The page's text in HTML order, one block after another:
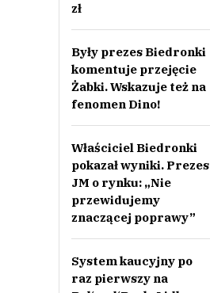
zł
Były prezes Biedronki
komentuje przejęcie
Żabki. Wskazuje też na
fenomen Dino!
Właściciel Biedronki
pokazał wyniki. Prezes
JM o rynku: „Nie
przewidujemy
znaczącej poprawy”
System kaucyjny po
raz pierwszy na